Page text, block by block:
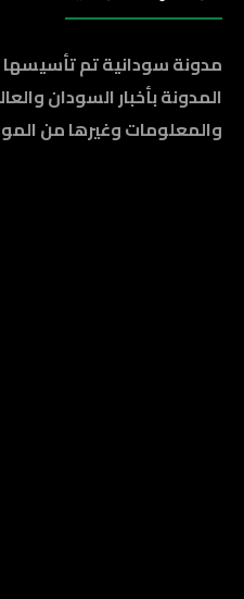
المدونة بأخبار السودان
والمعلومات وغيرها من